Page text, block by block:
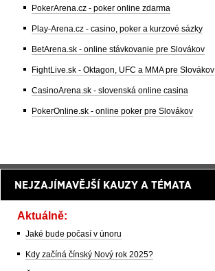
PokerArena.cz - poker online zdarma
Play-Arena.cz - casino, poker a kurzové sázky
BetArena.sk - online stávkovanie pre Slovákov
FightLive.sk - Oktagon, UFC a MMA pre Slovákov
CasinoArena.sk - slovenská online casina
PokerOnline.sk - online poker pre Slovákov
NEJZAJÍMAVĚJŠÍ KAUZY A TÉMATA
Aktuálně:
Jaké bude počasí v únoru
Kdy začíná čínský Nový rok 2025?